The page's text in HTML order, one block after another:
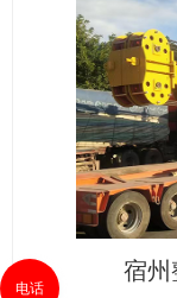
宿州
电话